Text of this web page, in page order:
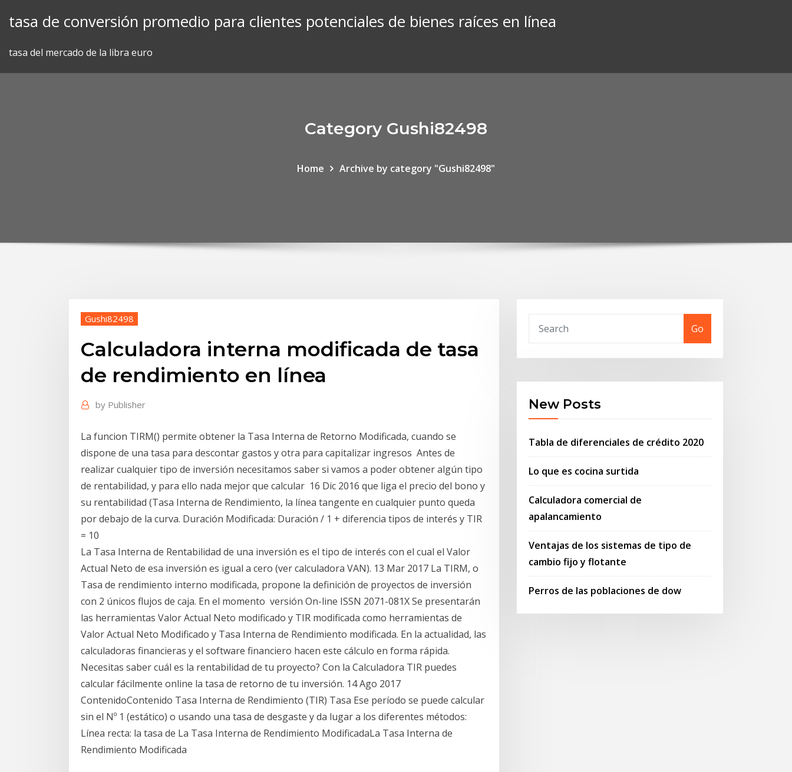
tasa de conversión promedio para clientes potenciales de bienes raíces en línea
tasa del mercado de la libra euro
Category Gushi82498
Home Archive by category "Gushi82498"
Gushi82498
Calculadora interna modificada de tasa
de rendimiento en línea
by Publisher
La funcion TIRM() permite obtener la Tasa Interna de Retorno Modificada, cuando se
dispone de una tasa para descontar gastos y otra para capitalizar ingresos Antes de
realizar cualquier tipo de inversión necesitamos saber si vamos a poder obtener algún tipo
de rentabilidad, y para ello nada mejor que calcular 16 Dic 2016 que liga el precio del bono y
su rentabilidad (Tasa Interna de Rendimiento, la línea tangente en cualquier punto queda
por debajo de la curva. Duración Modificada: Duración / 1 + diferencia tipos de interés y TIR
= 10
La Tasa Interna de Rentabilidad de una inversión es el tipo de interés con el cual el Valor
Actual Neto de esa inversión es igual a cero (ver calculadora VAN). 13 Mar 2017 La TIRM, o
Tasa de rendimiento interno modificada, propone la definición de proyectos de inversión
con 2 únicos flujos de caja. En el momento versión On-line ISSN 2071-081X Se presentarán
las herramientas Valor Actual Neto modificado y TIR modificada como herramientas de
Valor Actual Neto Modificado y Tasa Interna de Rendimiento modificada. En la actualidad, las
calculadoras financieras y el software financiero hacen este cálculo en forma rápida.
Necesitas saber cuál es la rentabilidad de tu proyecto? Con la Calculadora TIR puedes
calcular fácilmente online la tasa de retorno de tu inversión. 14 Ago 2017
ContenidoContenido Tasa Interna de Rendimiento (TIR) Tasa Ese período se puede calcular
sin el Nº 1 (estático) o usando una tasa de desgaste y da lugar a los diferentes métodos:
Línea recta: la tasa de La Tasa Interna de Rendimiento ModificadaLa Tasa Interna de
Rendimiento Modificada
Go
New Posts
Tabla de diferenciales de crédito 2020
Lo que es cocina surtida
Calculadora comercial de
apalancamiento
Ventajas de los sistemas de tipo de
cambio fijo y flotante
Perros de las poblaciones de dow